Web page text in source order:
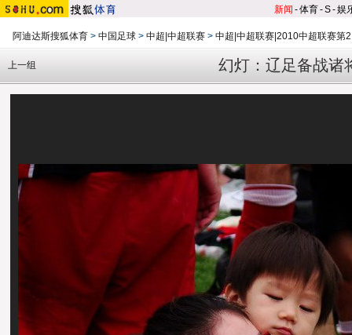
新闻 -体育-S-娱
阿迪达斯搜狐体育 > 中国足球 > 中超|中超联赛 > 中超|中超联赛|2010中超联赛第
幻灯：辽足备战诸
上一组